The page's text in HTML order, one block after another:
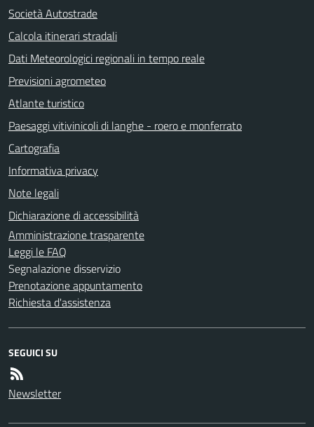
Società Autostrade
Calcola itinerari stradali
Dati Meteorologici regionali in tempo reale
Previsioni agrometeo
Atlante turistico
Paesaggi vitivinicoli di langhe - roero e monferrato
Cartografia
Informativa privacy
Note legali
Dichiarazione di accessibilità
Amministrazione trasparente
Leggi le FAQ
Segnalazione disservizio
Prenotazione appuntamento
Richiesta d'assistenza
SEGUICI SU
Newsletter